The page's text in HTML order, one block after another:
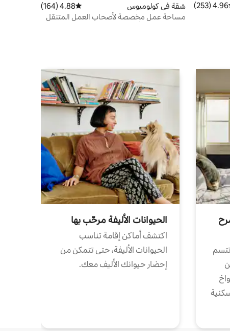
التقييم 4.96 من 5، 253 مراجعات
4.96 (253)
شقة في كولومبوس متوسط التقييم 4.88 من 5، 164 مراجعات
4.88 (164)
مساحة عمل مخصصة لأصحاب العمل المتنقل
الحيوانات الأليفة مرحّب بها
اكتشف أماكن إقامة تناسب
الحيوانات الأليفة، حتى تتمكن من
إحضار حيوانك الأليف معك.